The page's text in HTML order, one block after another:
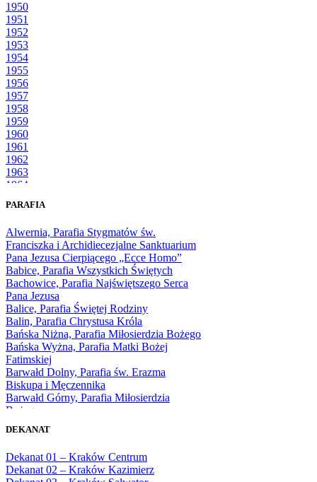
1950
1951
1952
1953
1954
1955
1956
1957
1958
1959
1960
1961
1962
1963
1964
1966
1968
1969
1970
1971
1972
1973
1974
1975
1976
1977
1978
1979
1980
1981
1983
1985
1986
1987
PARAFIA
Alwernia, Parafia Stygmatów św.
Franciszka i Archidiecezjalne Sanktuarium
Pana Jezusa Cierpiącego „Ecce Homo”
Babice, Parafia Wszystkich Świętych
Bachowice, Parafia Najświętszego Serca
Pana Jezusa
Balice, Parafia Świętej Rodziny
Balin, Parafia Chrystusa Króla
Bańska Niżna, Parafia Miłosierdzia Bożego
Bańska Wyżna, Parafia Matki Bożej
Fatimskiej
Barwałd Dolny, Parafia św. Erazma
Biskupa i Męczennika
Barwałd Górny, Parafia Miłosierdzia
Bożego
Bęczarka, Parafia Matki Boskiej
Będkowice, Parafia Najświętszej Maryi
Panny Królowej
DEKANAT
Dekanat 01 – Kraków Centrum
Dekanat 02 – Kraków Kazimierz